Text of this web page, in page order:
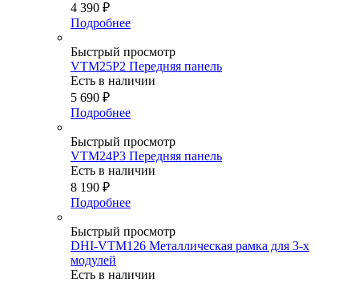
4 390 ₽
Подробнее
Быстрый просмотр
VTM25P2 Передняя панель
Есть в наличии
5 690 ₽
Подробнее
Быстрый просмотр
VTM24P3 Передняя панель
Есть в наличии
8 190 ₽
Подробнее
Быстрый просмотр
DHI-VTM126 Металлическая рамка для 3-х
модулей
Есть в наличии